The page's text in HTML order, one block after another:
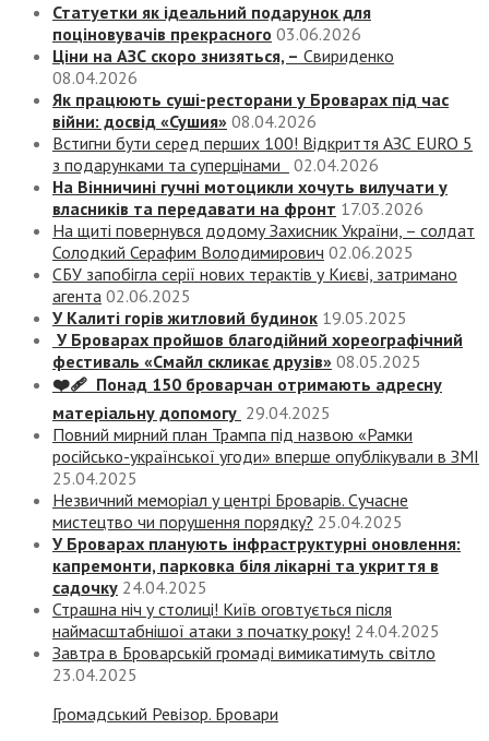
Статуетки як ідеальний подарунок для
поціновувачів прекрасного 03.06.2026
Ціни на АЗС скоро знизяться, – Свириденко
08.04.2026
Як працюють суші-ресторани у Броварах під час
війни: досвід «Сушия» 08.04.2026
Встигни бути серед перших 100! Відкриття АЗС EURO 5
з подарунками та суперцінами
02.04.2026
На Вінничині гучні мотоцикли хочуть вилучати у
власників та передавати на фронт 17.03.2026
На щиті повернувся додому Захисник України, – солдат
Солодкий Серафим Володимирович 02.06.2025
СБУ запобігла серії нових терактів у Києві, затримано
агента 02.06.2025
У Калиті горів житловий будинок 19.05.2025
У Броварах пройшов благодійний хореографічний
фестиваль «Смайл скликає друзів» 08.05.2025
❤️‍🩹 Понад 150 броварчан отримають адресну
матеріальну допомогу 29.04.2025
Повний мирний план Трампа під назвою «‎Рамки
російсько-української угоди» вперше опублікували в ЗМІ
25.04.2025
Незвичний меморіал у центрі Броварів. Сучасне
мистецтво чи порушення порядку? 25.04.2025
У Броварах планують інфраструктурні оновлення:
капремонти, парковка біля лікарні та укриття в
садочку 24.04.2025
Страшна ніч у столиці! Київ оговтується після
наймасштабнішої атаки з початку року! 24.04.2025
Завтра в Броварській громаді вимикатимуть світло
23.04.2025
Громадський Ревізор. Бровари